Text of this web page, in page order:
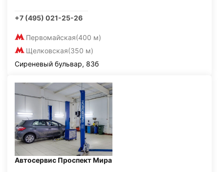
+7 (495) 021-25-26
Первомайская(400 м)
Щелковская(350 м)
Сиреневый бульвар, 83б
Автосервис Проспект Мира